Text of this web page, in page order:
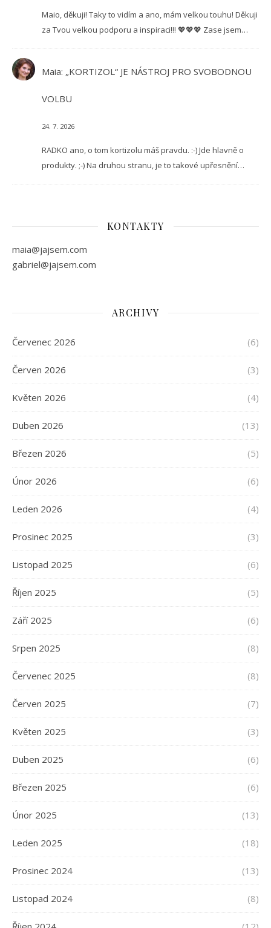
Maio, děkuji! Taky to vidím a ano, mám velkou touhu! Děkuji
za Tvou velkou podporu a inspiraci!!! 💖💖💖 Zase jsem…
Maia: „KORTIZOL“ JE NÁSTROJ PRO SVOBODNOU
VOLBU
24. 7. 2026
RADKO ano, o tom kortizolu máš pravdu. :-) Jde hlavně o
produkty. ;-) Na druhou stranu, je to takové upřesnění…
KONTAKTY
maia@jajsem.com
gabriel@jajsem.com
ARCHIVY
Červenec 2026 (6)
Červen 2026 (3)
Květen 2026 (4)
Duben 2026 (13)
Březen 2026 (5)
Únor 2026 (6)
Leden 2026 (4)
Prosinec 2025 (3)
Listopad 2025 (6)
Říjen 2025 (5)
Září 2025 (6)
Srpen 2025 (8)
Červenec 2025 (8)
Červen 2025 (7)
Květen 2025 (3)
Duben 2025 (6)
Březen 2025 (6)
Únor 2025 (13)
Leden 2025 (18)
Prosinec 2024 (13)
Listopad 2024 (8)